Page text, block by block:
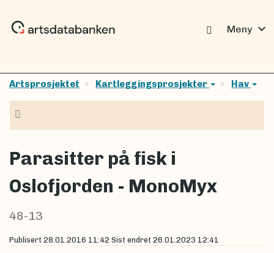
Meny expand_more
Artsprosjektet Kartleggingsprosjekter Hav
Parasitter på fisk i
Oslofjorden - MonoMyx
48-13
Publisert 28.01.2016 11:42 Sist endret 26.01.2023 12:41